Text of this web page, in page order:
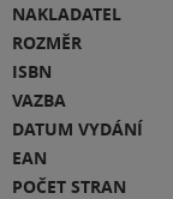
NAKLADATEL
ROZMĚR
ISBN
VAZBA
DATUM VYDÁNÍ
EAN
POČET STRAN